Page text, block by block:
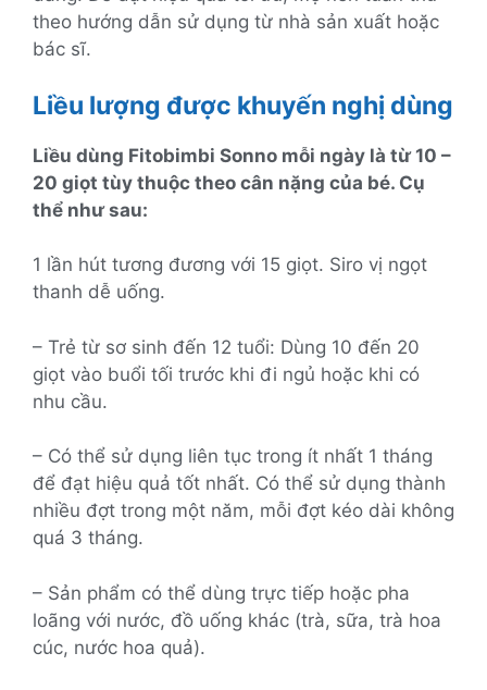
theo hướng dẫn sử dụng từ nhà sản xuất hoặc
bác sĩ.
Liều lượng được khuyến nghị dùng
Liều dùng Fitobimbi Sonno mỗi ngày là từ 10 –
20 giọt tùy thuộc theo cân nặng của bé. Cụ
thể như sau:
1 lần hút tương đương với 15 giọt. Siro vị ngọt
thanh dễ uống.
– Trẻ từ sơ sinh đến 12 tuổi: Dùng 10 đến 20
giọt vào buổi tối trước khi đi ngủ hoặc khi có
nhu cầu.
– Có thể sử dụng liên tục trong ít nhất 1 tháng
để đạt hiệu quả tốt nhất. Có thể sử dụng thành
nhiều đợt trong một năm, mỗi đợt kéo dài không
quá 3 tháng.
– Sản phẩm có thể dùng trực tiếp hoặc pha
loãng với nước, đồ uống khác (trà, sữa, trà hoa
cúc, nước hoa quả).